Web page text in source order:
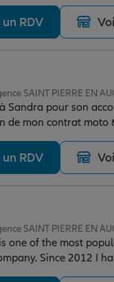
RDV
SAINT PIERRE EN
Sandra pour son
de mon contrat
RDV
SAINT PIERRE EN
one of the most
Since 2012 I
with them !